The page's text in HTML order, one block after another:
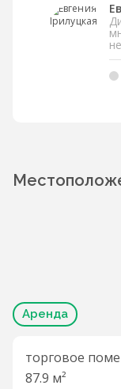
Аренда
торговое
87.9 м²